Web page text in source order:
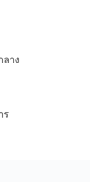
ลาง
ร